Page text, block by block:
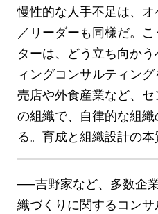
慢性的な人手不足は、
／リーダーも同様だ。
ターは、どう立ち向か
ィングコンサルティン
売店や外食産業など、
の組織で、自律的な組
る。育成と組織設計の本
──吉野家など、多数企
織づくりに関するコン